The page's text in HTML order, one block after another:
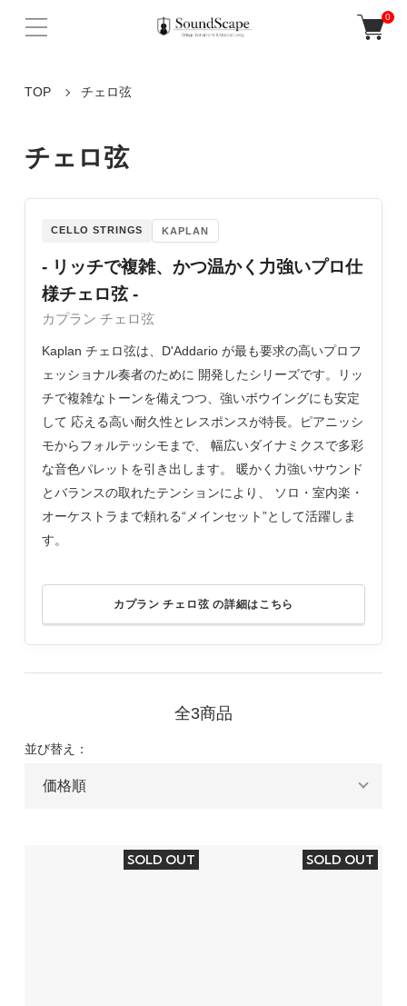
0
TOP チェロ弦
チェロ弦
CELLO STRINGS KAPLAN
- リッチで複雑、かつ温かく力強いプロ仕
様チェロ弦 -
カプラン チェロ弦
Kaplan チェロ弦は、D'Addario が最も要求の高いプロフ
ェッショナル奏者のために 開発したシリーズです。リッ
チで複雑なトーンを備えつつ、強いボウイングにも安定
して 応える高い耐久性とレスポンスが特長。ピアニッシ
モからフォルテッシモまで、 幅広いダイナミクスで多彩
な音色パレットを引き出します。 暖かく力強いサウンド
とバランスの取れたテンションにより、 ソロ・室内楽・
オーケストラまで頼れる“メインセット”として活躍しま
す。
カプラン チェロ弦 の詳細はこちら
全3商品
並び替え：
SOLD OUT SOLD OUT